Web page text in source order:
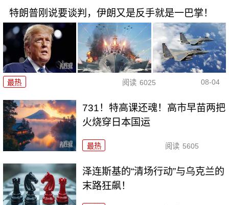
特朗普刚说要谈判，伊朗又是反手就是一巴掌！
最热 阅读 6025 08-04
731！特高课还魂！高市早苗两把
火烧穿日本国运
最热 阅读 5605
泽连斯基的“清场行动”与乌克兰的
末路狂飙！